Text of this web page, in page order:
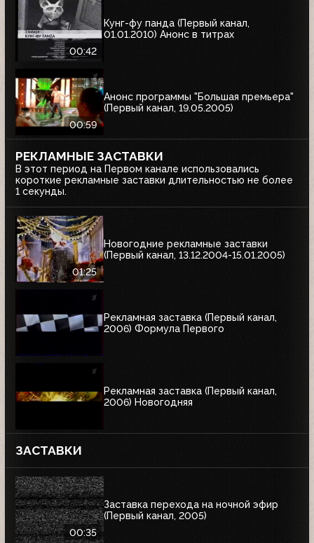
00:42
Кунг-фу панда (Первый канал,
01.01.2010) Анонс в титрах
00:59
Анонс программы "Большая премьера"
(Первый канал, 19.05.2005)
РЕКЛАМНЫЕ ЗАСТАВКИ
В этот период на Первом канале использовались
короткие рекламные заставки длительностью не более
1 секунды.
01:25
Новогодние рекламные заставки
(Первый канал, 13.12.2004-15.01.2005)
Рекламная заставка (Первый канал,
2006) Формула Первого
Рекламная заставка (Первый канал,
2006) Новогодняя
ЗАСТАВКИ
00:35
Заставка перехода на ночной эфир
(Первый канал, 2005)